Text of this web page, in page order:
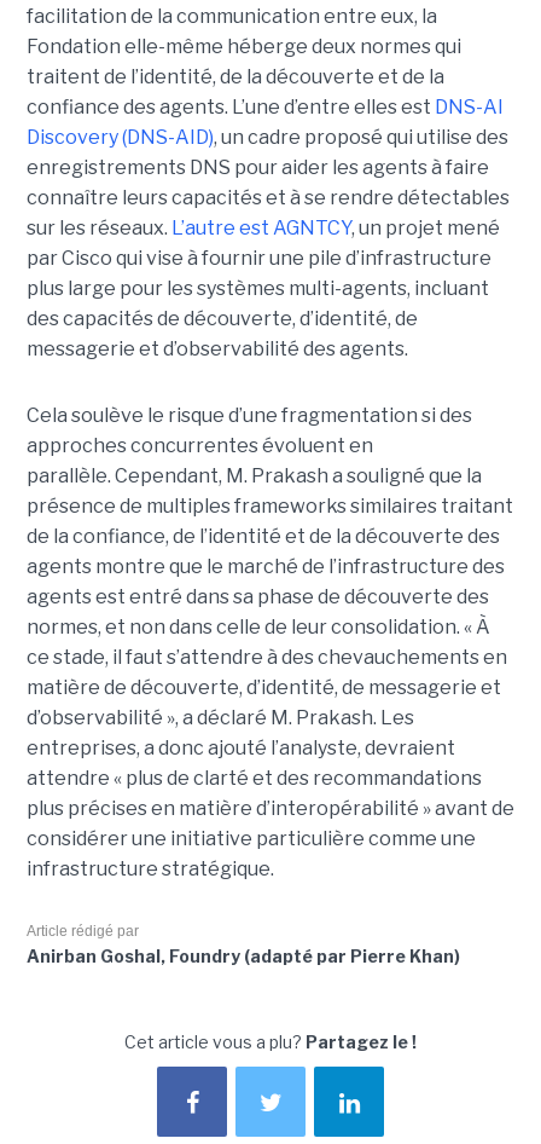
facilitation de la communication entre eux, la
Fondation elle-même héberge deux normes qui
traitent de l’identité, de la découverte et de la
confiance des agents. L’une d’entre elles est DNS-AI
Discovery (DNS-AID), un cadre proposé qui utilise des
enregistrements DNS pour aider les agents à faire
connaître leurs capacités et à se rendre détectables
sur les réseaux. L’autre est AGNTCY, un projet mené
par Cisco qui vise à fournir une pile d’infrastructure
plus large pour les systèmes multi-agents, incluant
des capacités de découverte, d’identité, de
messagerie et d’observabilité des agents.
Cela soulève le risque d’une fragmentation si des
approches concurrentes évoluent en
parallèle. Cependant, M. Prakash a souligné que la
présence de multiples frameworks similaires traitant
de la confiance, de l’identité et de la découverte des
agents montre que le marché de l’infrastructure des
agents est entré dans sa phase de découverte des
normes, et non dans celle de leur consolidation. « À
ce stade, il faut s’attendre à des chevauchements en
matière de découverte, d’identité, de messagerie et
d’observabilité », a déclaré M. Prakash. Les
entreprises, a donc ajouté l’analyste, devraient
attendre « plus de clarté et des recommandations
plus précises en matière d’interopérabilité » avant de
considérer une initiative particulière comme une
infrastructure stratégique.
Article rédigé par
Anirban Goshal, Foundry (adapté par Pierre Khan)
Cet article vous a plu? Partagez le !